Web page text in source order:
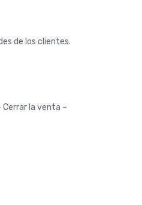
de los clientes.
la venta –